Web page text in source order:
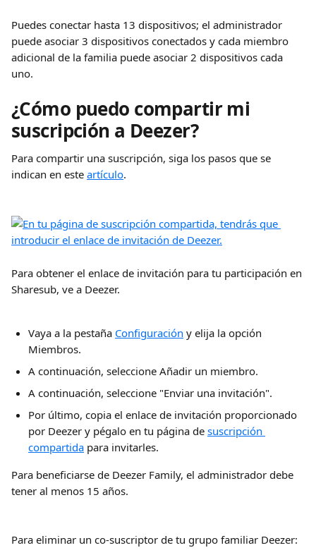
Puedes conectar hasta 13 dispositivos; el administrador
puede asociar 3 dispositivos conectados y cada miembro
adicional de la familia puede asociar 2 dispositivos cada
uno.
¿Cómo puedo compartir mi
suscripción a Deezer?
Para compartir una suscripción, siga los pasos que se
indican en este artículo.
Para obtener el enlace de invitación para tu participación en
Sharesub, ve a Deezer.
Vaya a la pestaña Configuración y elija la opción
Miembros.
A continuación, seleccione Añadir un miembro.
A continuación, seleccione "Enviar una invitación".
Por último, copia el enlace de invitación proporcionado
por Deezer y pégalo en tu página de suscripción
compartida para invitarles.
Para beneficiarse de Deezer Family, el administrador debe
tener al menos 15 años.
Para eliminar un co-suscriptor de tu grupo familiar Deezer: